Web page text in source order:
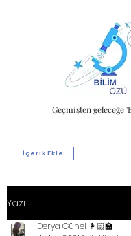
İçerik Ekle
Geçmişten geleceğe
Yazı
Derya Günel 👩🏻‍🏫